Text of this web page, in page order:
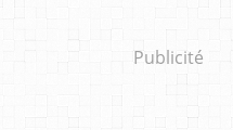
Publicité